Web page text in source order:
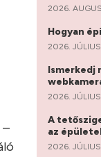
–
2026.
Hogyan
2026. JÚLIUS
Ismerkedj
2026. JÚLIUS
A
az
2026. JÚLIUS